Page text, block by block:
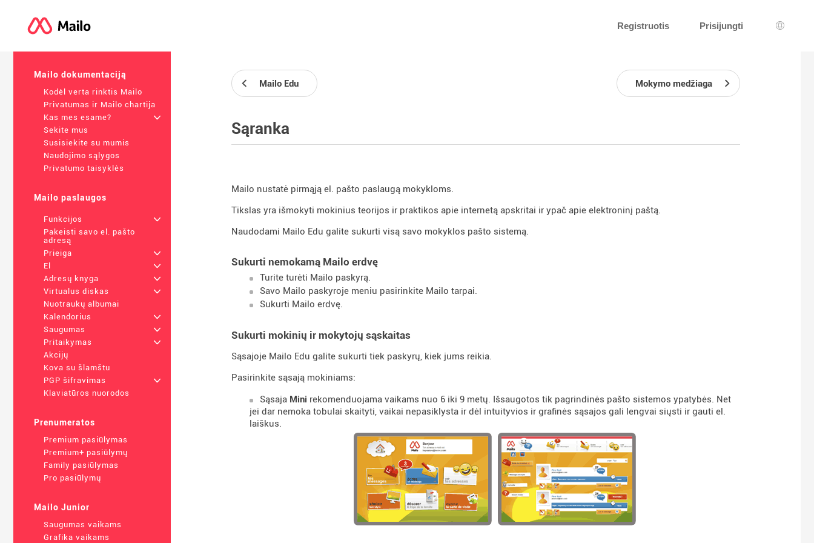
Registruotis Prisijungti
Kalbos
Mailo dokumentaciją
Kodėl verta rinktis Mailo
Privatumas ir Mailo chartija
Kas mes esame?
+
Sekite mus
Susisiekite su mumis
Naudojimo sąlygos
Privatumo taisyklės
Mailo paslaugos
Funkcijos
+
Pakeisti savo el. pašto
adresą
Prieiga
+
El
+
Adresų knyga
+
Virtualus diskas
+
Nuotraukų albumai
Kalendorius
+
Saugumas
+
Pritaikymas
+
Akcijų
Kova su šlamštu
PGP šifravimas
+
Klaviatūros nuorodos
Prenumeratos
Premium pasiūlymas
Premium+ pasiūlymų
Family pasiūlymas
Pro pasiūlymų
Mailo Junior
Saugumas vaikams
Grafika vaikams
Mailo Edu Mokymo medžiaga
Sąranka
Mailo nustatė pirmąją el. pašto paslaugą mokykloms.
Tikslas yra išmokyti mokinius teorijos ir praktikos apie internetą apskritai ir ypač apie elektroninį paštą.
Naudodami Mailo Edu galite sukurti visą savo mokyklos pašto sistemą.
Sukurti nemokamą Mailo erdvę
Turite turėti Mailo paskyrą.
Savo Mailo paskyroje meniu pasirinkite Mailo tarpai.
Sukurti Mailo erdvę.
Sukurti mokinių ir mokytojų sąskaitas
Sąsajoje Mailo Edu galite sukurti tiek paskyrų, kiek jums reikia.
Pasirinkite sąsają mokiniams:
Sąsaja Mini rekomenduojama vaikams nuo 6 iki 9 metų. Išsaugotos tik pagrindinės pašto sistemos ypatybės. Net
jei dar nemoka tobulai skaityti, vaikai nepasiklysta ir dėl intuityvios ir grafinės sąsajos gali lengvai siųsti ir gauti el.
laiškus.